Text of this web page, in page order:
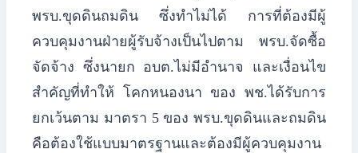
พรบ.ขุดดินถมดิน ซึ่งทำไม่ได้ การที่ต้องมีผู้
ควบคุมงานฝ่ายผู้รับจ้างเป็นไปตาม พรบ.จัดซื้อ
จัดจ้าง ซึ่งนายก อบต.ไม่มีอำนาจ และเงื่อนไข
สำคัญที่ทำให้ โคกหนองนา ของ พช.ได้รับการ
ยกเว้นตาม มาตรา 5 ของ พรบ.ขุดดินและถมดิน
คือต้องใช้แบบมาตรฐานและต้องมีผู้ควบคุมงาน